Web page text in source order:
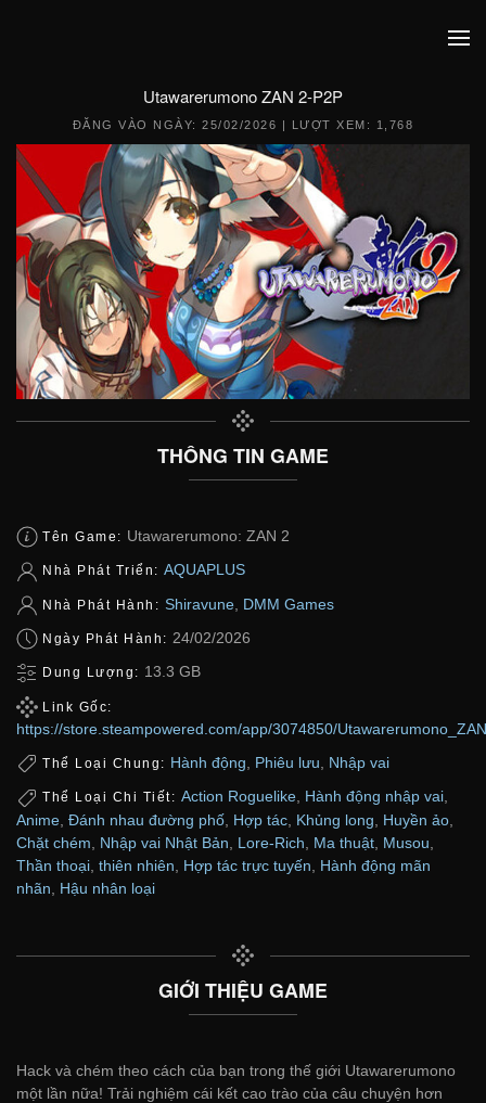
Utawarerumono ZAN 2-P2P
ĐĂNG VÀO NGÀY:25/02/2026 | LƯỢT XEM: 1,768
THÔNG TIN GAME
Tên Game: Utawarerumono: ZAN 2
Nhà Phát Triển: AQUAPLUS
Nhà Phát Hành: Shiravune, DMM Games
Ngày Phát Hành: 24/02/2026
Dung Lượng: 13.3 GB
Link Gốc:
https://store.steampowered.com/app/3074850/
Thể Loại Chung: Hành động Phiêu lưu Nhập vai
Thể Loại Chi Tiết: Action Roguelike, Hành động nhập vai,
Anime Đánh nhau đường phố Hợp tác Khủng long Huyền ảo
Chặt chém
Nhập vai Nhật Bản Lore-Rich Ma thuật Musou
Thần thoại thiên nhiên Hợp tác trực tuyến
Hành động mãn
nhãn
Hậu nhân loại
GIỚI THIỆU GAME
Hack và chém theo cách của bạn trong thế giới Utawarerumono
một lần nữa! Trải nghiệm cái kết cao trào của câu chuyện hơn